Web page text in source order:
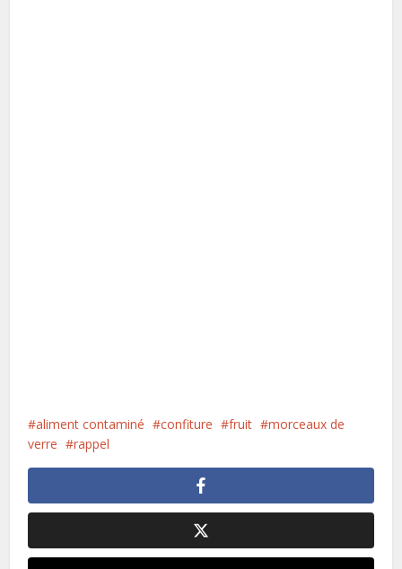
aliment contaminé confiture fruit
morceaux de
verre
rappel